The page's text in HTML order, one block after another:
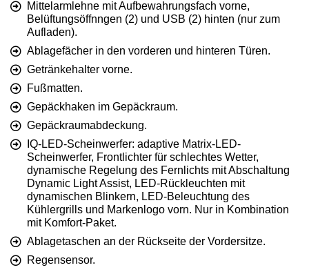
Mittelarmlehne mit Aufbewahrungsfach vorne,
Belüftungsöffnngen (2) und USB (2) hinten (nur zum
Aufladen).
Ablagefächer in den vorderen und hinteren Türen.
Getränkehalter vorne.
Fußmatten.
Gepäckhaken im Gepäckraum.
Gepäckraumabdeckung.
IQ-LED-Scheinwerfer: adaptive Matrix-LED-
Scheinwerfer, Frontlichter für schlechtes Wetter,
dynamische Regelung des Fernlichts mit Abschaltung
Dynamic Light Assist, LED-Rückleuchten mit
dynamischen Blinkern, LED-Beleuchtung des
Kühlergrills und Markenlogo vorn. Nur in Kombination
mit Komfort-Paket.
Ablagetaschen an der Rückseite der Vordersitze.
Regensensor.